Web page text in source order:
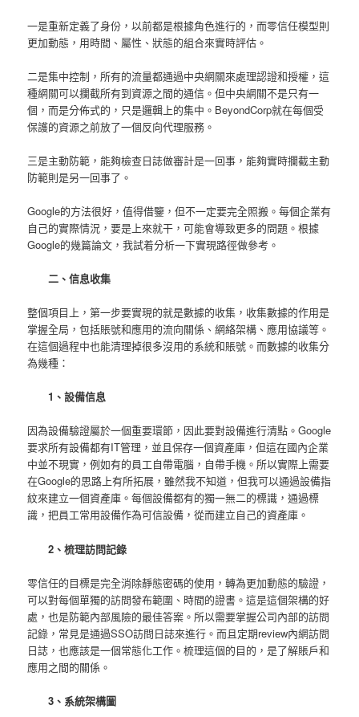
一是重新定義了身份，以前都是根據角色進行的，而零信任模型則
更加動態，用時間、屬性、狀態的組合來實時評估。
二是集中控制，所有的流量都通過中央網關來處理認證和授權，這
種網關可以攔截所有到資源之間的通信。但中央網關不是只有一
個，而是分佈式的，只是邏輯上的集中。BeyondCorp就在每個受
保護的資源之前放了一個反向代理服務。
三是主動防範，能夠檢查日誌做審計是一回事，能夠實時攔截主動
防範則是另一回事了。
Google的方法很好，值得借鑒，但不一定要完全照搬。每個企業有
自己的實際情況，要是上來就干，可能會導致更多的問題。根據
Google的幾篇論文，我試着分析一下實現路徑做參考。
二、信息收集
整個項目上，第一步要實現的就是數據的收集，收集數據的作用是
掌握全局，包括賬號和應用的流向關係、網絡架構、應用協議等。
在這個過程中也能清理掉很多沒用的系統和賬號。而數據的收集分
為幾種：
1、設備信息
因為設備驗證屬於一個重要環節，因此要對設備進行清點。Google
要求所有設備都有IT管理，並且保存一個資產庫，但這在國內企業
中並不現實，例如有的員工自帶電腦，自帶手機。所以實際上需要
在Google的思路上有所拓展，雖然我不知道，但我可以通過設備指
紋來建立一個資產庫。每個設備都有的獨一無二的標識，通過標
識，把員工常用設備作為可信設備，從而建立自己的資產庫。
2、梳理訪問記錄
零信任的目標是完全消除靜態密碼的使用，轉為更加動態的驗證，
可以對每個單獨的訪問發布範圍、時間的證書。這是這個架構的好
處，也是防範內部風險的最佳答案。所以需要掌握公司內部的訪問
記錄，常見是通過SSO訪問日誌來進行。而且定期review內網訪問
日誌，也應該是一個常態化工作。梳理這個的目的，是了解賬戶和
應用之間的關係。
3、系統架構圖